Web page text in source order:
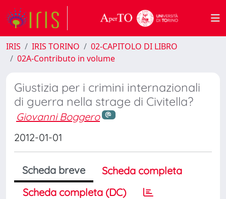
IRIS IRIS TORINO
02-CAPITOLO DI LIBRO
02A-Contributo in volume
Giustizia per i crimini internazionali
di guerra nella strage di Civitella?
Giovanni Boggero
2012-01-01
Scheda breve
Scheda completa
Scheda completa (DC)